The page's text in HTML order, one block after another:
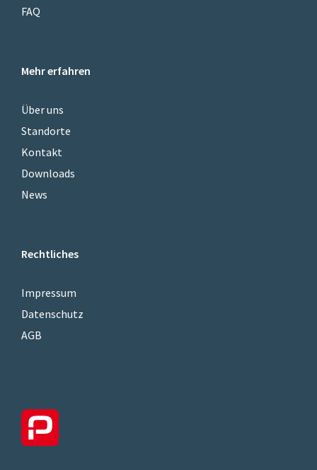
FAQ
Mehr erfahren
Über uns
Standorte
Kontakt
Downloads
News
Rechtliches
Impressum
Datenschutz
AGB